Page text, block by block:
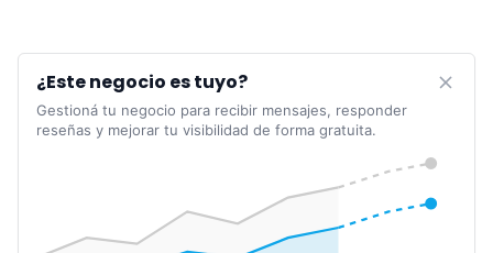
¿Este negocio es tuyo?
Gestioná tu negocio para recibir mensajes, responder
reseñas y mejorar tu visibilidad de forma gratuita.